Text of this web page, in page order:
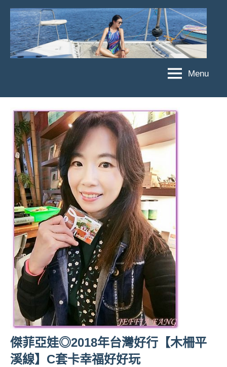
Skip
content
菲
亞
娃
JEFFIA
FANG
亞
娃
粉
絲
團、
主
題
旅
遊、
達
人
路、
旅
遊
節
來
賓、
News
金
Menu
傑菲亞娃◎2018年台灣好行【木柵平
溪線】C套卡幸福好好玩